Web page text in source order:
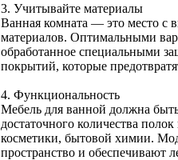
3. Учитывайте материалы
Ванная комната — это место с
материалов. Оптимальными
обработанное специальными
покрытий, которые
4. Функциональность
Мебель для ванной должна
достаточного количества
косметики, бытовой химии.
пространство и обеспечивают